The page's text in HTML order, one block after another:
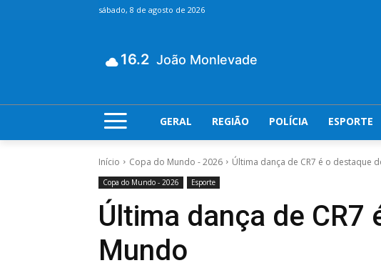
sábado, 8 de agosto de 2026
16.2 João Monlevade
GERAL REGIÃO POLÍCIA ESPORTE
Início Copa do Mundo - 2026 Última dança de CR7 é o destaque
Copa do Mundo - 2026 Esporte
Última dança de CR7
Mundo